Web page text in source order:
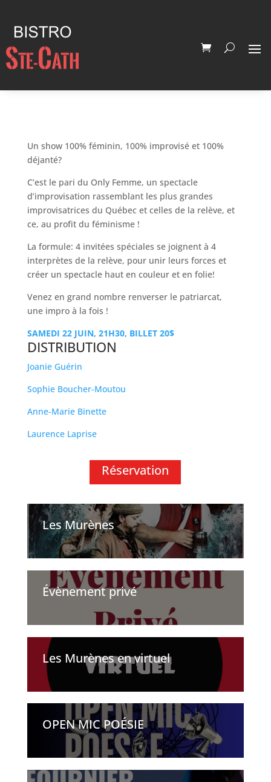
Un show 100% féminin, 100% improvisé et 100%
déjanté?
C’est le pari du Only Femme, un spectacle
d’improvisation rassemblant les plus grandes
improvisatrices du Québec et celles de la relève, et
ce, au profit du féminisme !
La formule: 4 invitées spéciales se joignent à 4
interprètes de la relève, pour unir leurs forces et
créer un spectacle haut en couleur et en folie!
Venez en grand nombre renverser le patriarcat,
une impro à la fois !
SAMEDI 22 JUIN, 21H30, BILLET 20$
DISTRIBUTION
Joanie Guérin
Sophie Boucher-Moutou
Anne-Marie Binette
Laurence Laprise
Réservation
Les Murènes
Évènement privé
Les Murènes en virtuel
OPEN MIC POÉSIE